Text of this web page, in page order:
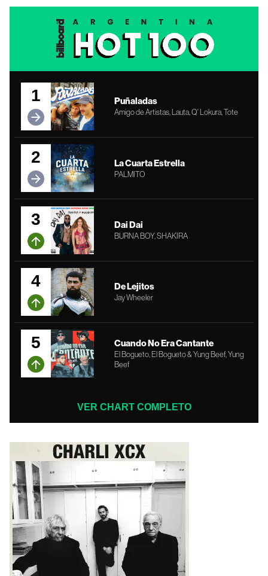
1 Puñaladas
Amigo de Artistas, Lauta, Q' Lokura, Tote
2 La Cuarta Estrella
PALMITO
3 Dai Dai
BURNA BOY, SHAKIRA
4 De Lejitos
Jay Wheeler
5 Cuando No Era Cantante
El Bogueto, El Bogueto & Yung Beef, Yung
Beef
VER CHART COMPLETO